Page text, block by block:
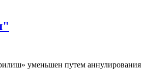
уменьшен путем аннулирования